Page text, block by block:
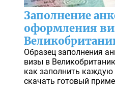
Заполнение
оформления
Образец заполнения
визы в
как заполнить
скачать готовый